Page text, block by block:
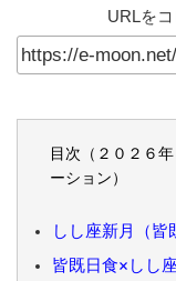
URLを
目次（２０２６
ーション）
しし座新月（皆
皆既日食×しし